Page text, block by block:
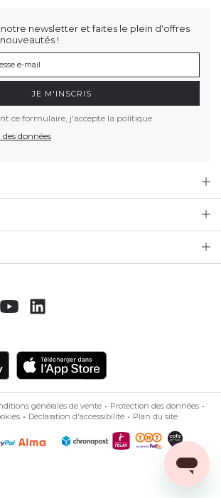
newsletter et faites le plein d'offres
!
JE M'INSCRIS
ce formulaire, j'accepte la politique
données
générales de vente
Protection des données
Déclaration d'accessibilité Plan du site